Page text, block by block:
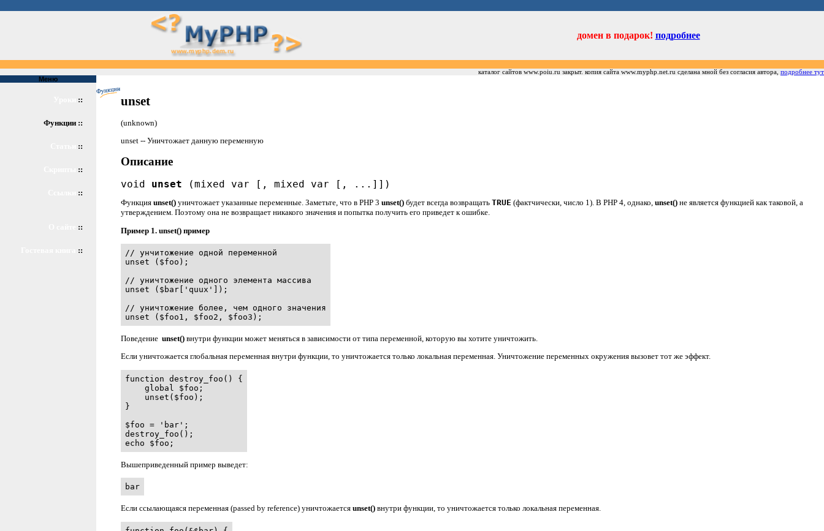
домен в подарок! подробнее
каталог сайтов www.poiu.ru закрыт. копия сайта www.myphp.net.ru сделана мной без согласия автора, подробнее тут
Меню
::
Функции ::
::
::
::
::
::
unset
(unknown)
unset -- Уничтожает данную переменную
Описание
void unset (mixed var [, mixed var [, ...]])
Функция unset() уничтожает указанные переменные. Заметьте, что в PHP 3 unset() будет всегда возвращать TRUE (фактчически, число 1). В PHP 4, однако, unset() не является функцией как таковой, а
утверждением. Поэтому она не возвращает никакого значения и попытка получить его приведет к ошибке.
Пример 1. unset() пример
// унчитожение одной переменной
unset ($foo);
// уничтожение одного элемента массива
unset ($bar['quux']);
// уничтожение более, чем одного значения
unset ($foo1, $foo2, $foo3);
Поведение unset() внутри функции может меняться в зависимости от типа переменной, которую вы хотите уничтожить.
Если уничтожается глобальная переменная внутри функции, то уничтожается только локальная переменная. Уничтожение переменных окружения вызовет тот же эффект.
function destroy_foo() {
    global $foo;
    unset($foo);
}
$foo = 'bar';
destroy_foo();
echo $foo;
Вышеприведенный пример выведет:
bar
Если ссылающаяся переменная (passed by reference) уничтожается unset() внутри функции, то уничтожается только локальная переменная.